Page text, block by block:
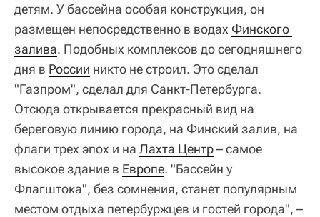
детям. У бассейна особая конструкция, он
размещен непосредственно в водах Финского
залива. Подобных комплексов до сегодняшнего
дня в России никто не строил. Это сделал
"Газпром", сделал для Санкт-Петербурга.
Отсюда открывается прекрасный вид на
береговую линию города, на Финский залив, на
флаги трех эпох и на Лахта Центр– самое
высокое здание в Европе. "Бассейн у
Флагштока", без сомнения, станет популярным
местом отдыха петербуржцев и гостей города", –